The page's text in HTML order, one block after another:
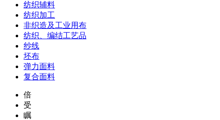
纺织辅料
纺织加工
非织造及工业用布
纺织、编结工艺品
纱线
坯布
弹力面料
复合面料
倍
受
瞩